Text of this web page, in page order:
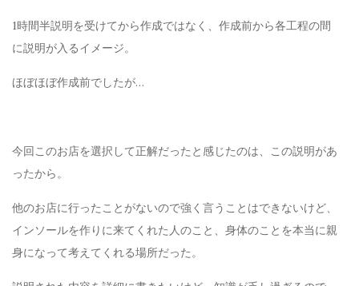
1時間半説明を受けてから作成ではなく、作成前から各工程の間
に説明が入るイメージ。
ほぼほぼ作成前でしたが…
今回このお店を選択して正解だったと感じたのは、この説明があ
ったから。
他のお店に行ったことがないので強く言うことはできないけど、
インソールを作りに来てくれた人のこと、身体のことを本当に親
身になって考えてくれる場所だった。